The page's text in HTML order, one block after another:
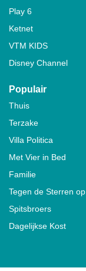
Play 6
Ketnet
VTM KIDS
Disney Channel
Populair
Thuis
Terzake
Villa Politica
Met Vier in Bed
Familie
Tegen de Sterren op
Spitsbroers
Dagelijkse Kost